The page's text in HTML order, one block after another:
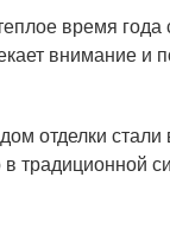
время года
внимание и
отделки
традиционной